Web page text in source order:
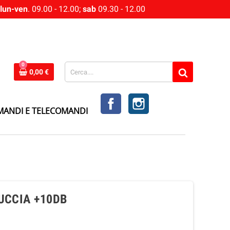
lun-ven. 09.00 - 12.00; sab 09.30 - 12.00
0
0,00 €
E TELECOMANDI
FACEBOOKINSTAGRAM
+10DB